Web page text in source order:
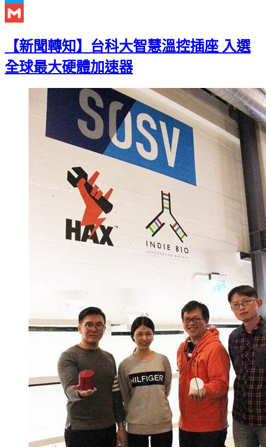
Twitter
【新聞轉知】台科大智慧溫控插座 入選
全球最大硬體加速器